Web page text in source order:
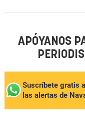
APÓYANOS
Suscríbete gratis
las alertas de